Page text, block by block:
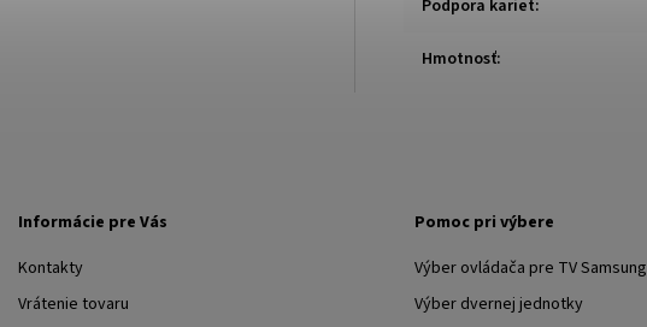
Podpora kariet:
Hmotnosť:
Informácie pre Vás
Kontakty
Vrátenie tovaru
Pomoc pri výbere
Výber ovládača pre TV Samsung
Výber dvernej jednotky